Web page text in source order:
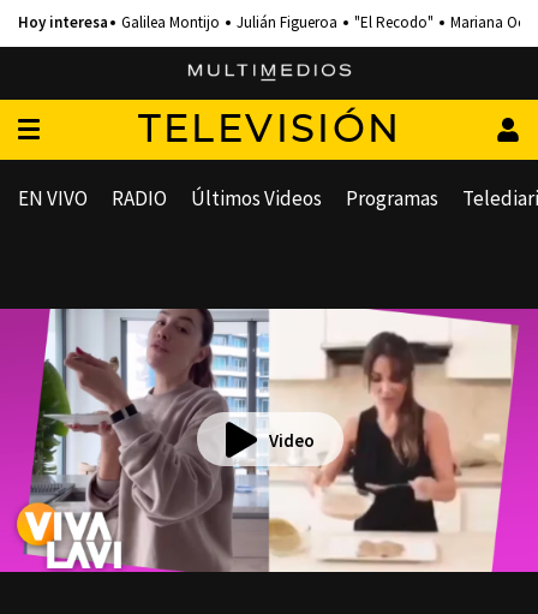
Galilea Montijo Julián Figueroa "El Recodo" Mariana
TELEVISIÓN
EN VIVO RADIO Últimos Videos Programas
Video